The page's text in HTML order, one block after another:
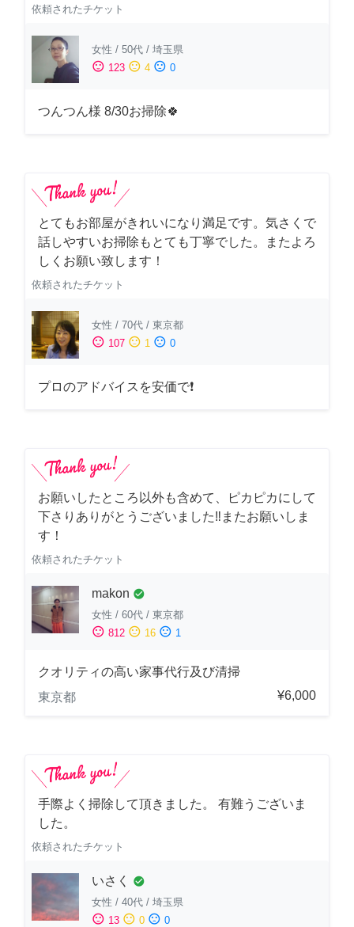
依頼されたチケット
女性 / 50代 / 埼玉県
sentiment_satisfied 123 sentiment_neutral 4 sentiment_dissatisfied 0
つんつん様 8/30お掃除🍀
とてもお部屋がきれいになり満足です。気さくで
話しやすいお掃除もとても丁寧でした。またよろ
しくお願い致します！
依頼されたチケット
女性 / 70代 / 東京都
sentiment_satisfied 107 sentiment_neutral 1 sentiment_dissatisfied 0
プロのアドバイスを安価で❗
お願いしたところ以外も含めて、ピカピカにして
下さりありがとうございました‼️またお願いしま
す！
依頼されたチケット
makon check_circle
女性 / 60代 / 東京都
sentiment_satisfied 812 sentiment_neutral 16 sentiment_dissatisfied 1
クオリティの高い家事代行及び清掃
東京都
¥6,000
手際よく掃除して頂きました。 有難うございま
した。
依頼されたチケット
いさく check_circle
女性 / 40代 / 埼玉県
sentiment_satisfied 13 sentiment_neutral 0 sentiment_dissatisfied 0